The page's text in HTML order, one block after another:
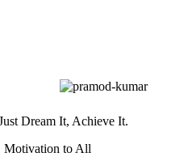
Dream It, Achieve It.
Motivation to All